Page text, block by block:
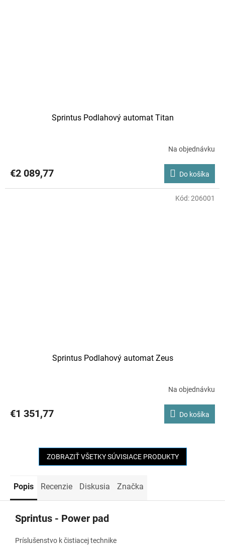
Sprintus Podlahový automat Titan
Na objednávku
€2 089,77 Do košíka
Sprintus Podlahový automat Zeus
Na objednávku
€1 351,77 Do košíka
Kód:206001
ZOBRAZIŤ VŠETKY SÚVISIACE PRODUKTY
Popis Recenzie Diskusia Značka
Sprintus - Power pad
Príslušenstvo k čistiacej technike